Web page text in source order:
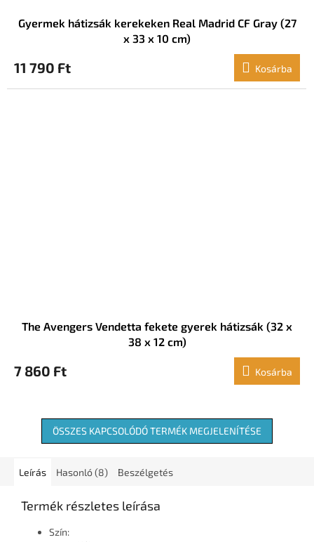
Gyermek hátizsák kerekeken Real Madrid CF Gray (27
x 33 x 10 cm)
11 790 Ft Kosárba
The Avengers Vendetta fekete gyerek hátizsák (32 x
38 x 12 cm)
7 860 Ft Kosárba
ÖSSZES KAPCSOLÓDÓ TERMÉK MEGJELENÍTÉSE
Leírás Hasonló (8) Beszélgetés
Termék részletes leírása
Szín: